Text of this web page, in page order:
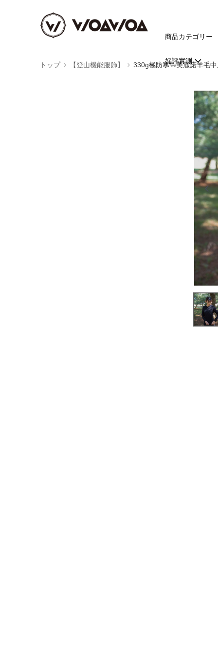
商品カテゴリー
好評實測
トップ 【登山機能服飾】 330g極防寒🐑美麗諾羊毛